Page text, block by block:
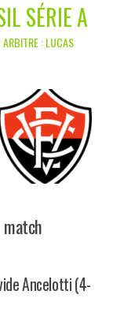
SÉRIE A
ARBITRE : LUCAS
Ancelotti (4-